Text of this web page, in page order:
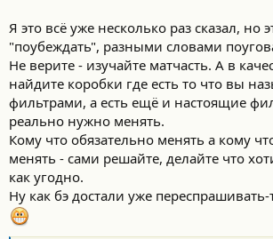
Я это всё уже несколько раз сказал, но
"поубеждать", разными словами
Не верите - изучайте матчасть. А в
найдите коробки где есть то что вы
фильтрами, а есть ещё и настоящие
реально нужно менять.
Кому что обязательно менять а кому
менять - сами решайте, делайте что
как угодно.
Ну как бэ достали уже